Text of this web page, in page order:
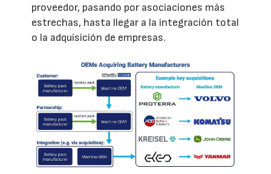
proveedor, pasando por asociaciones más
estrechas, hasta llegar a la integración total
o la adquisición de empresas.